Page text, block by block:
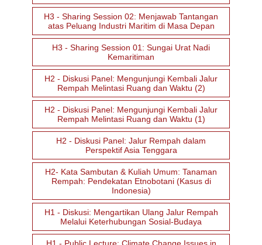
H3 - Sharing Session 02: Menjawab Tantangan
atas Peluang Industri Maritim di Masa Depan
H3 - Sharing Session 01: Sungai Urat Nadi
Kemaritiman
H2 - Diskusi Panel: Mengunjungi Kembali Jalur
Rempah Melintasi Ruang dan Waktu (2)
H2 - Diskusi Panel: Mengunjungi Kembali Jalur
Rempah Melintasi Ruang dan Waktu (1)
H2 - Diskusi Panel: Jalur Rempah dalam
Perspektif Asia Tenggara
H2- Kata Sambutan & Kuliah Umum: Tanaman
Rempah: Pendekatan Etnobotani (Kasus di
Indonesia)
H1 - Diskusi: Mengartikan Ulang Jalur Rempah
Melalui Keterhubungan Sosial-Budaya